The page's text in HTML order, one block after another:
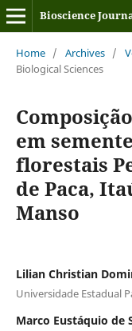
Bioscience
Home / Archives /
Biological Sciences
em
florestais
de Paca,
Manso
Lilian Christian
Universidade Estadual
Marco Eustáquio de